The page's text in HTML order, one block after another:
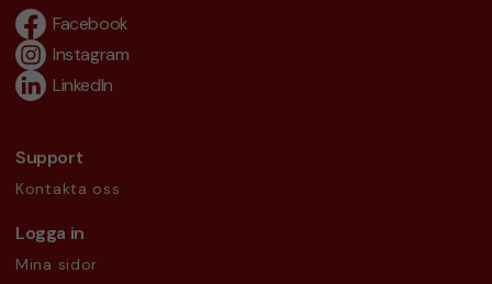
Facebook
Instagram
LinkedIn
Support
Kontakta oss
Logga in
Mina sidor